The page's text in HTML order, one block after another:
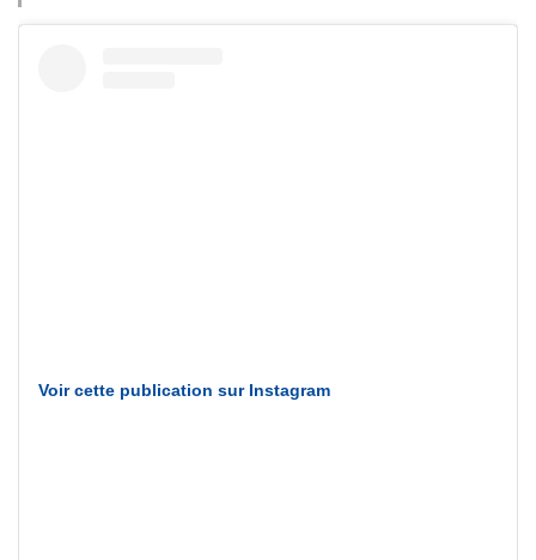
Voir cette publication sur Instagram